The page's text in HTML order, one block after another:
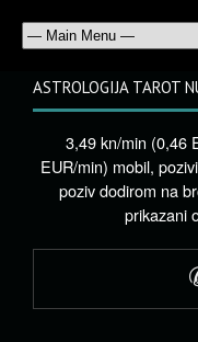
ASTROLOGIJA TAROT
3,49 kn/min (0,46
EUR/min) mobil,
poziv dodirom na
prikazani